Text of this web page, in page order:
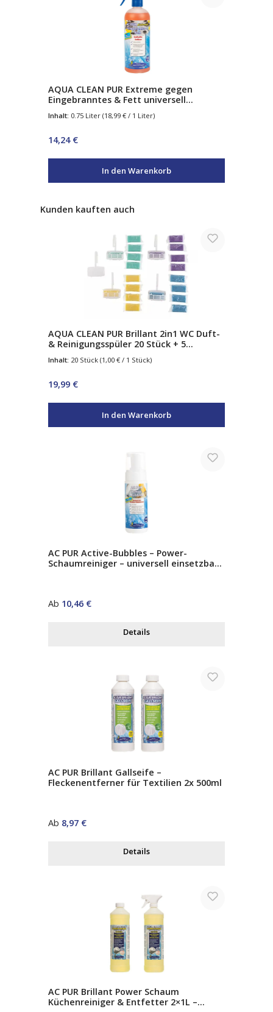
AQUA CLEAN PUR Extreme gegen
Eingebranntes & Fett universell
Inhalt: 0.75 Liter (18,99 € / 1 Liter)
Regulärer Preis:
14,24 €
In den Warenkorb
Produktgalerie überspringen
Kunden kauften auch
AQUA CLEAN PUR Brillant 2in1 WC Duft-
& Reinigungsspüler 20 Stück + 5
Inhalt: 20 Stück (1,00 € / 1 Stück)
Regulärer Preis:
19,99 €
In den Warenkorb
AC PUR Active-Bubbles – Power-
Schaumreiniger – universell einsetzbar
Regulärer Preis:
Ab 10,46 €
Details
AC PUR Brillant Gallseife –
Fleckenentferner für Textilien 2x 500ml
Regulärer Preis:
Ab 8,97 €
Details
AC PUR Brillant Power Schaum
Küchenreiniger & Entfetter 2×1L –